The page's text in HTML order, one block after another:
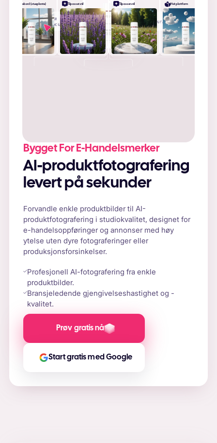
Bygget For E-Handelsmerker
AI-produktfotografering
levert på sekunder
Forvandle enkle produktbilder til AI-
produktfotografering i studiokvalitet, designet for
e-handelsoppføringer og annonser med høy
ytelse uten dyre fotograferinger eller
produksjonsforsinkelser.
Profesjonell AI-fotografering fra enkle
produktbilder.
Bransjeledende gjengivelseshastighet og -
kvalitet.
Prøv gratis nå
Start gratis med Google
Skrivebord (stueplante) Tilpasset stil Tilpasset stil Hvit plattform
+